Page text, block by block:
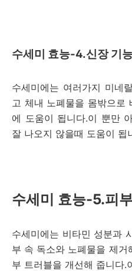
수세미 효능-4.신장 기
수세미에는 여러가지 미네
고 체내 노폐물을 몸밖으로
에 도움이 됩니다.이 뿐만
잘 나오지 않을때 도움이 됩
수세미 효능-5.피
수세미에는 비타민 성분과
부 속 독소와 노폐물을 제거
부 트러블을 개선해 줍니다.